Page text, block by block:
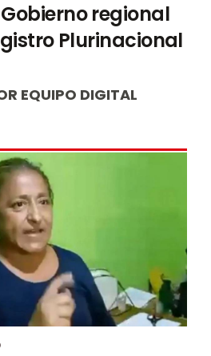
regional
Plurinacional
EQUIPO DIGITAL